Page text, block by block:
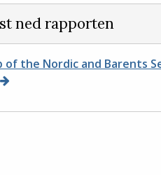
ned rapporten
of the Nordic and Barents